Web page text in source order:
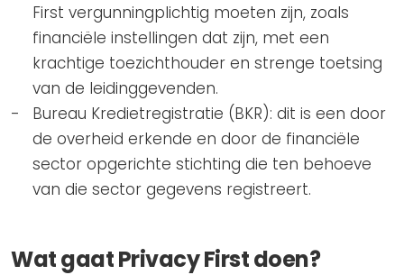
First vergunningplichtig moeten zijn, zoals
financiële instellingen dat zijn, met een
krachtige toezichthouder en strenge toetsing
van de leidinggevenden.
Bureau Kredietregistratie (BKR): dit is een door
de overheid erkende en door de financiële
sector opgerichte stichting die ten behoeve
van die sector gegevens registreert.
Wat gaat Privacy First doen?